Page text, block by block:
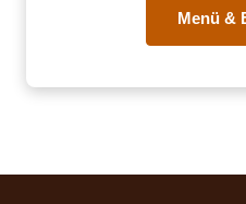
Menü &